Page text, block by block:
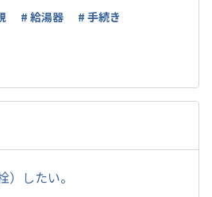
# 給湯器
# 手続き
）したい。